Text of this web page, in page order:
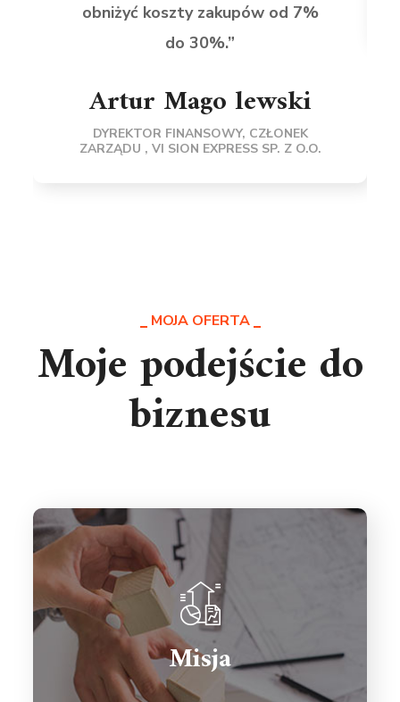
obniżyć koszty zakupów od 7%
do 30%.”
Artur Mago lewski
DYREKTOR FINANSOWY, CZŁONEK
ZARZĄDU , VI SION EXPRESS SP. Z O.O.
MOJA OFERTA
Moje podejście do
biznesu
Misja
Pomagam polskim firmom zwiększać
efektywność operacyjną i biznesową
by mogły stanąć na równi z
globalnymi liderami swoich branż.